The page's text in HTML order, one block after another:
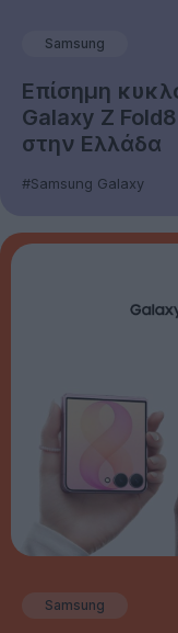
Samsung
Επίσημη
Galaxy Z
στην Ελλάδα
#Samsung Galaxy
Samsung